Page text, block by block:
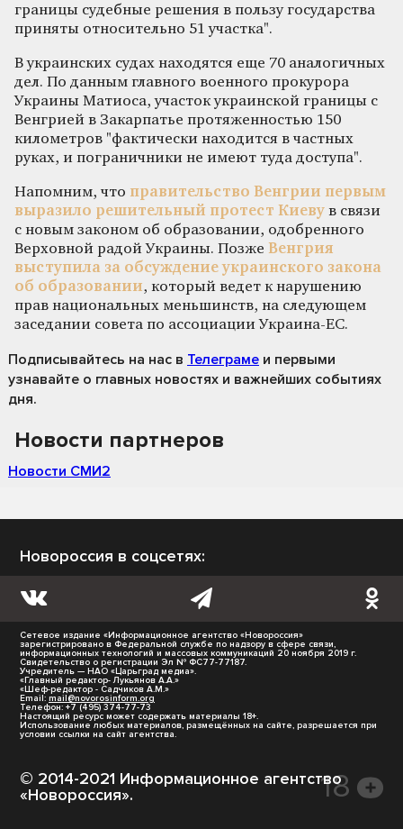
границы судебные решения в пользу государства
приняты относительно 51 участка".
В украинских судах находятся еще 70 аналогичных
дел. По данным главного военного прокурора
Украины Матиоса, участок украинской границы с
Венгрией в Закарпатье протяженностью 150
километров "фактически находится в частных
руках, и пограничники не имеют туда доступа".
Напомним, что правительство Венгрии первым
выразило решительный протест Киеву в связи
с новым законом об образовании, одобренного
Верховной радой Украины. Позже Венгрия
выступила за обсуждение украинского закона
об образовании, который ведет к нарушению
прав национальных меньшинств, на следующем
заседании совета по ассоциации Украина-ЕС.
Подписывайтесь на нас в Телеграме и первыми
узнавайте о главных новостях и важнейших событиях
дня.
Новости партнеров
Новости СМИ2
Новороссия в соцсетях:
Сетевое издание «Информационное агентство «Новороссия»
зарегистрировано в Федеральной службе по надзору в сфере связи,
информационных технологий и массовых коммуникаций 20 ноября 2019 г.
Свидетельство о регистрации Эл № ФС77-77187.
Учредитель — НАО «Царьград медиа».
«Главный редактор- Лукьянов А.А.»
«Шеф-редактор - Садчиков А.М.»
Email: mail@novorosinform.org
Телефон: +7 (495) 374-77-73
Настоящий ресурс может содержать материалы 18+.
Использование любых материалов, размещённых на сайте, разрешается при
условии ссылки на сайт агентства.
© 2014-2021 Информационное агентство
«Новороссия».